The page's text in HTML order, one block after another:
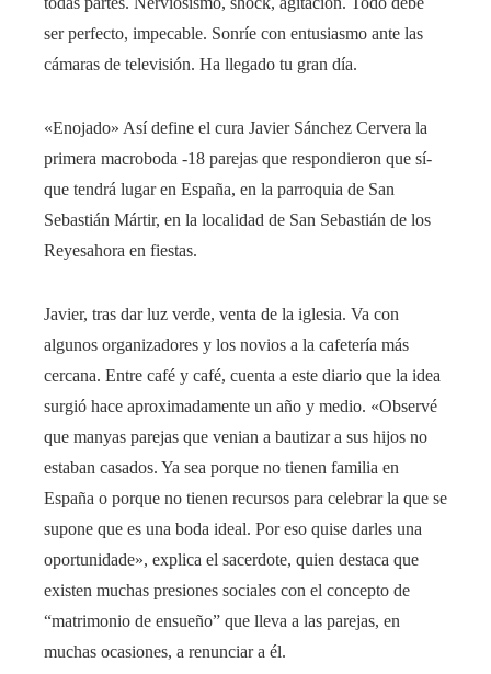
ser perfecto, impecable. Sonríe con entusiasmo ante las
cámaras de televisión. Ha llegado tu gran día.
«Enojado» Así define el cura Javier Sánchez Cervera la
primera macroboda -18 parejas que respondieron que sí-
que tendrá lugar en España, en la parroquia de San
Sebastián Mártir, en la localidad de San Sebastián de los
Reyesahora en fiestas.
Javier, tras dar luz verde, venta de la iglesia. Va con
algunos organizadores y los novios a la cafetería más
cercana. Entre café y café, cuenta a este diario que la idea
surgió hace aproximadamente un año y medio. «Observé
que manyas parejas que venian a bautizar a sus hijos no
estaban casados. Ya sea porque no tienen familia en
España o porque no tienen recursos para celebrar la que se
supone que es una boda ideal. Por eso quise darles una
oportunidade», explica el sacerdote, quien destaca que
existen muchas presiones sociales con el concepto de
“matrimonio de ensueño” que lleva a las parejas, en
muchas ocasiones, a renunciar a él.